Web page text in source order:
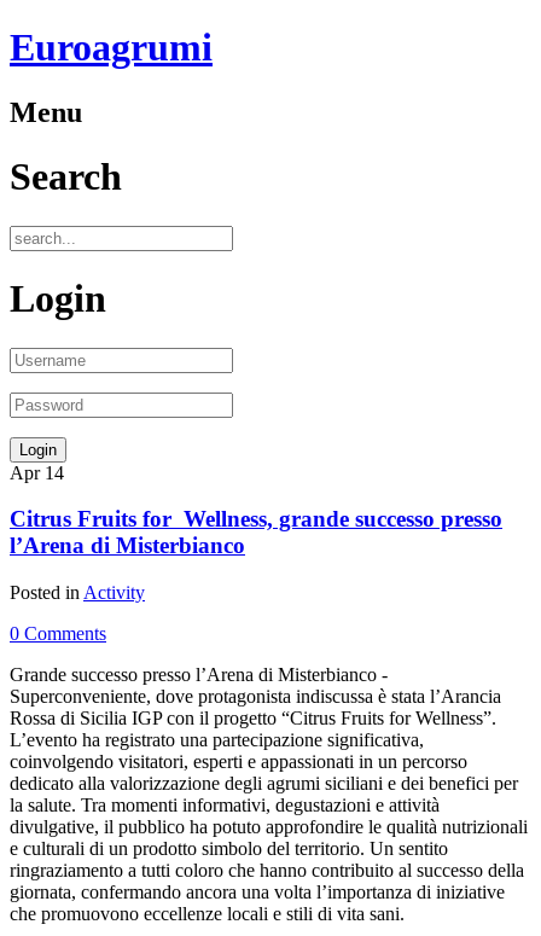
Euroagrumi
Menu
Search
Login
Apr 14
Citrus Fruits for Wellness, grande successo presso
l’Arena di Misterbianco
Posted in Activity
0 Comments
Grande successo presso l’Arena di Misterbianco -
Superconveniente, dove protagonista indiscussa è stata l’Arancia
Rossa di Sicilia IGP con il progetto “Citrus Fruits for Wellness”.
L’evento ha registrato una partecipazione significativa,
coinvolgendo visitatori, esperti e appassionati in un percorso
dedicato alla valorizzazione degli agrumi siciliani e dei benefici per
la salute. Tra momenti informativi, degustazioni e attività
divulgative, il pubblico ha potuto approfondire le qualità nutrizionali
e culturali di un prodotto simbolo del territorio. Un sentito
ringraziamento a tutti coloro che hanno contribuito al successo della
giornata, confermando ancora una volta l’importanza di iniziative
che promuovono eccellenze locali e stili di vita sani.